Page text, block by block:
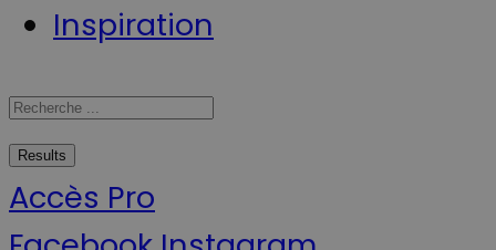
Inspiration
Search
...Results
Accès Pro